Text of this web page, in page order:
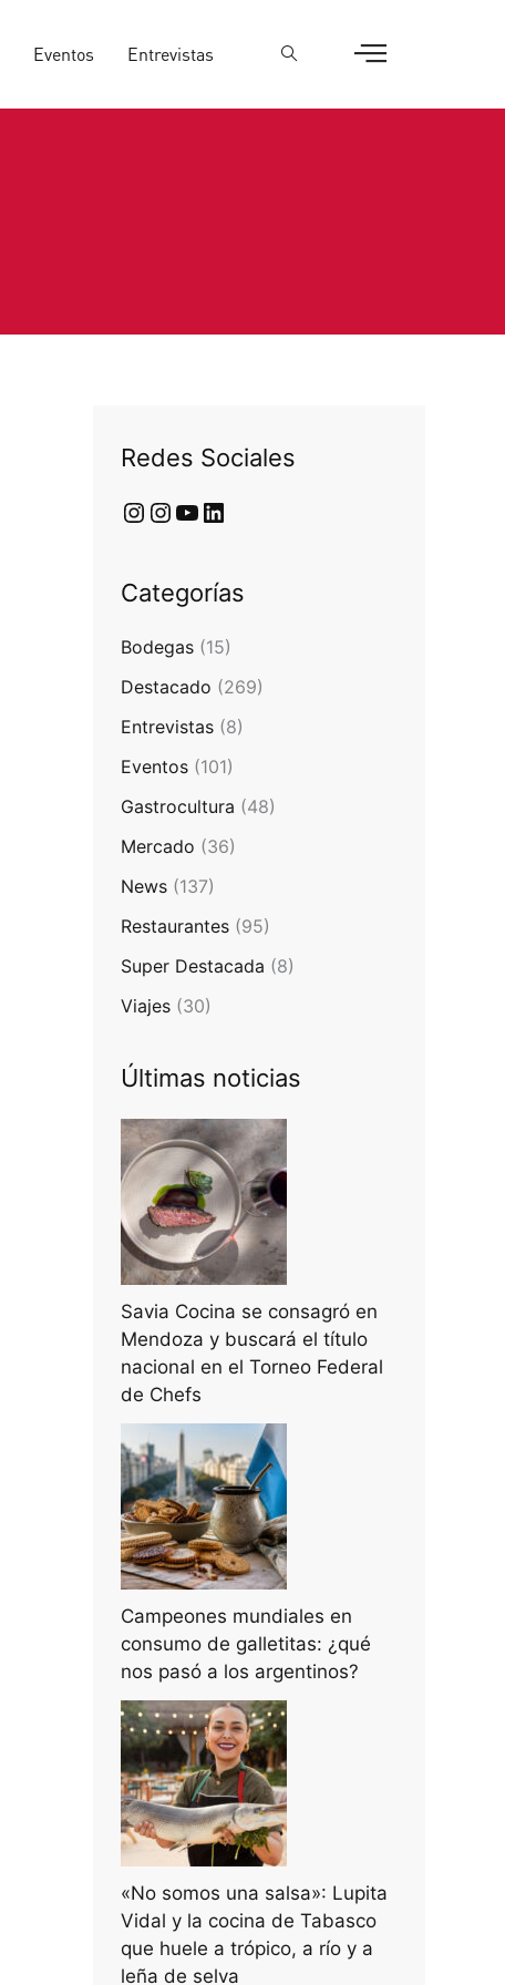
Eventos Entrevistas
Redes Sociales
Categorías
Bodegas (15)
Destacado (269)
Entrevistas (8)
Eventos (101)
Gastrocultura (48)
Mercado (36)
News (137)
Restaurantes (95)
Super Destacada (8)
Viajes (30)
Últimas noticias
Savia Cocina se consagró en
Mendoza y buscará el título
nacional en el Torneo Federal
de Chefs
Campeones mundiales en
consumo de galletitas: ¿qué
nos pasó a los argentinos?
«No somos una salsa»: Lupita
Vidal y la cocina de Tabasco
que huele a trópico, a río y a
leña de selva